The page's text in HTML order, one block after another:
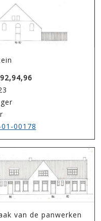
00178
van de panwerken